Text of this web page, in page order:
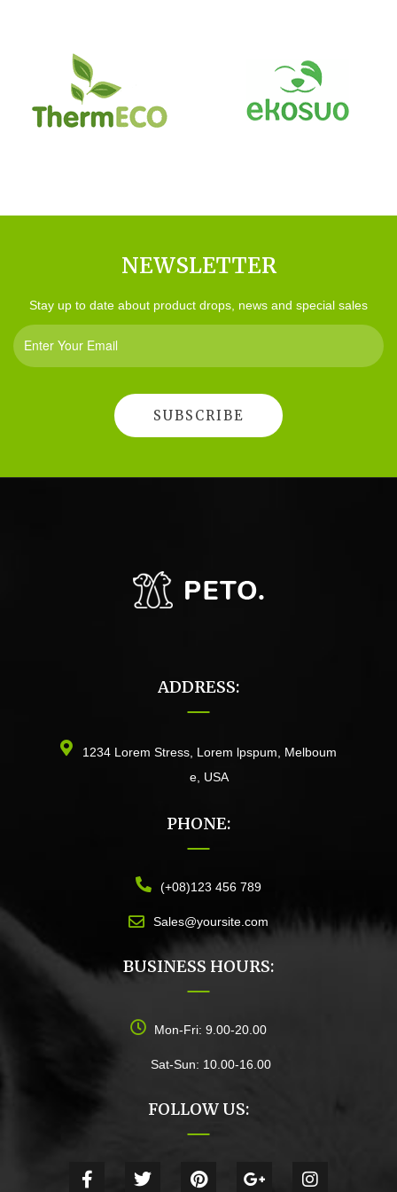
NEWSLETTER
Stay up to date about product drops, news and special sales
ADDRESS:
1234 Lorem Stress, Lorem lpspum, Melboum
e, USA
PHONE:
(+08)123 456 789
Sales@yoursite.com
BUSINESS HOURS:
Mon-Fri: 9.00-20.00
Sat-Sun: 10.00-16.00
FOLLOW US: